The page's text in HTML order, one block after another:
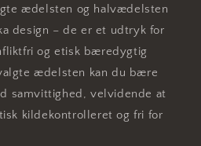
ædelsten og halvædelsten
design – de er et udtryk for
og etisk bæredygtig
ædelsten kan du bære
samvittighed, velvidende at
kildekontrolleret og fri for